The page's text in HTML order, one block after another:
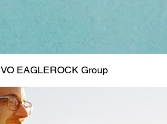
VO EAGLEROCK Group